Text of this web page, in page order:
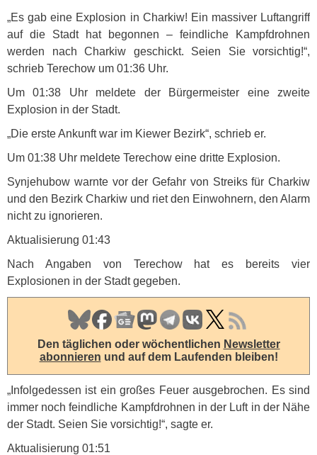
„Es gab eine Explosion in Charkiw! Ein massiver Luftangriff
auf die Stadt hat begonnen – feindliche Kampfdrohnen
werden nach Charkiw geschickt. Seien Sie vorsichtig!“,
schrieb Terechow um 01:36 Uhr.
Um 01:38 Uhr meldete der Bürgermeister eine zweite
Explosion in der Stadt.
„Die erste Ankunft war im Kiewer Bezirk“, schrieb er.
Um 01:38 Uhr meldete Terechow eine dritte Explosion.
Synjehubow warnte vor der Gefahr von Streiks für Charkiw
und den Bezirk Charkiw und riet den Einwohnern, den Alarm
nicht zu ignorieren.
Aktualisierung 01:43
Nach Angaben von Terechow hat es bereits vier
Explosionen in der Stadt gegeben.
Den täglichen oder wöchentlichen Newsletter
abonnieren und auf dem Laufenden bleiben!
„Infolgedessen ist ein großes Feuer ausgebrochen. Es sind
immer noch feindliche Kampfdrohnen in der Luft in der Nähe
der Stadt. Seien Sie vorsichtig!“, sagte er.
Aktualisierung 01:51